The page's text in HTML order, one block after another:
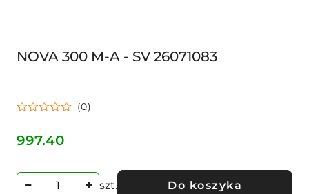
NOVA 300 M-A - SV 26071083
(0)
Cena:
997.40
szt. Do koszyka